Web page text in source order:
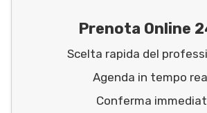
Prenota Online
Scelta rapida del
Agenda in tempo
Conferma